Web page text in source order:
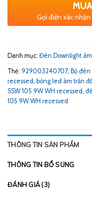
Gọi điện xác
Danh mục: Đèn Downlight
Thẻ: 929003240707, Bộ đèn
recessed, bóng led âm trần
SSW 105 9W WH recessed,
105 9W WH recessed
THÔNG TIN SẢN PHẨM
THÔNG TIN BỔ SUNG
ĐÁNH GIÁ (3)